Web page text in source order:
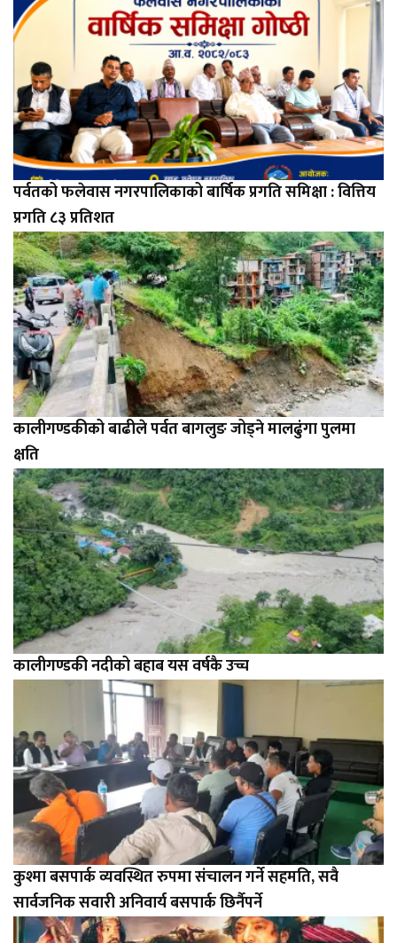
पर्वतको फलेवास नगरपालिकाको बार्षिक प्रगति समिक्षा : वित्तिय
प्रगति ८३ प्रतिशत
कालीगण्डकीको बाढीले पर्वत बागलुङ जोड्ने मालढुंगा पुलमा
क्षति
कालीगण्डकी नदीको बहाब यस वर्षकै उच्च
कुश्मा बसपार्क व्यवस्थित रुपमा संचालन गर्ने सहमति, सवै
सार्वजनिक सवारी अनिवार्य बसपार्क छिर्नैपर्ने